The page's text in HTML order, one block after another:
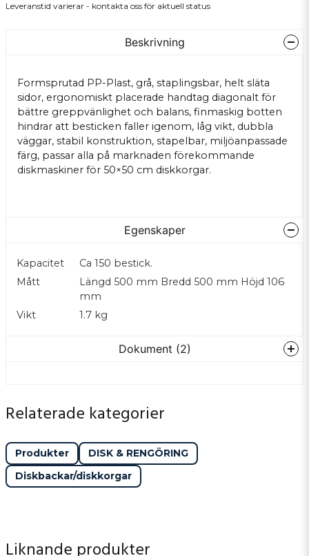
Leveranstid varierar - kontakta oss för aktuell status
Beskrivning
Formsprutad PP-Plast, grå, staplingsbar, helt släta
sidor, ergonomiskt placerade handtag diagonalt för
bättre greppvänlighet och balans, finmaskig botten
hindrar att besticken faller igenom, låg vikt, dubbla
väggar, stabil konstruktion, stapelbar, miljöanpassade
färg, passar alla på marknaden förekommande
diskmaskiner för 50×50 cm diskkorgar.
Egenskaper
Kapacitet
Ca 150 bestick.
Mått
Längd 500 mm Bredd 500 mm Höjd 106
mm
Vikt
1.7 kg
Dokument (2)
747.84 KB
Diskkorgsystem-
50x50_Rev2.pdf
2.87 MB
Relaterade kategorier
Produkter
DISK & RENGÖRING
Diskbackar/diskkorgar